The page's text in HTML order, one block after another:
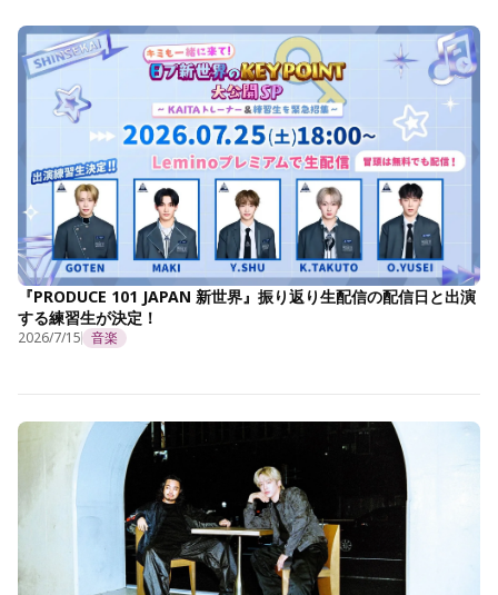
『PRODUCE 101 JAPAN 新世界』振り返り生配信の配信日と出演
する練習生が決定！
2026/7/15 音楽